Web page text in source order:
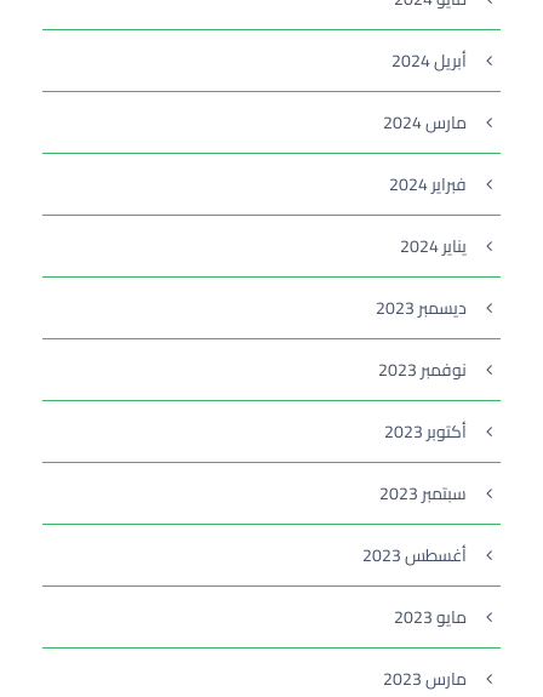
أبريل 2024
مارس 2024
فبراير 2024
يناير 2024
ديسمبر 2023
نوفمبر 2023
أكتوبر 2023
سبتمبر 2023
أغسطس 2023
مايو 2023
مارس 2023